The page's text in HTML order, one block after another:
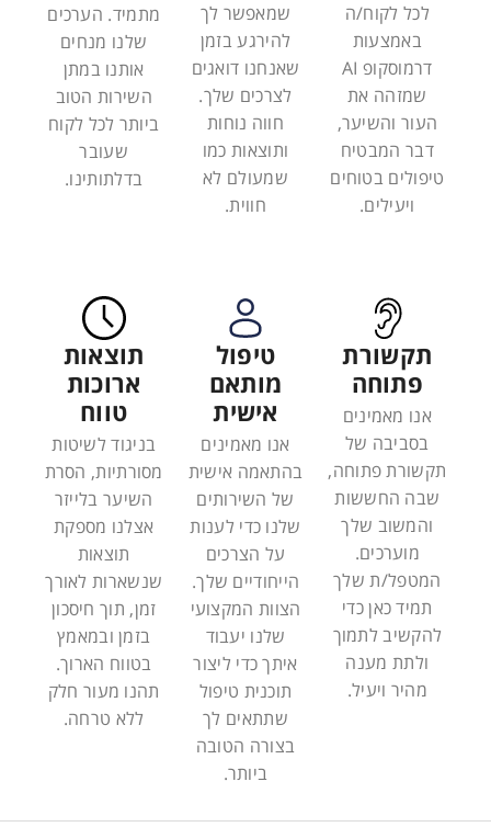
לכל לקוח/ה
באמצעות
דרמוסקופ AI
שמזהה את
העור והשיער,
דבר המבטיח
טיפולים בטוחים
ויעילים.
שמאפשר לך
להירגע בזמן
שאנחנו דואגים
לצרכים שלך.
חווה נוחות
ותוצאות כמו
שמעולם לא
חווית.
מתמיד. הערכים
שלנו מנחים
אותנו במתן
השירות הטוב
ביותר לכל לקוח
שעובר
בדלתותינו.
תקשורת
פתוחה
אנו מאמינים
בסביבה של
תקשורת פתוחה,
שבה החששות
והמשוב שלך
מוערכים.
המטפל/ת שלך
תמיד כאן כדי
להקשיב לתמוך
ולתת מענה
מהיר ויעיל.
טיפול
מותאם
אישית
אנו מאמינים
בהתאמה אישית
של השירותים
שלנו כדי לענות
על הצרכים
הייחודיים שלך.
הצוות המקצועי
שלנו יעבוד
איתך כדי ליצור
תוכנית טיפול
שתתאים לך
בצורה הטובה
ביותר.
תוצאות
ארוכות
טווח
בניגוד לשיטות
מסורתיות, הסרת
השיער בלייזר
אצלנו מספקת
תוצאות
שנשארות לאורך
זמן, תוך חיסכון
בזמן ובמאמץ
בטווח הארוך.
תהנו מעור חלק
ללא טרחה.